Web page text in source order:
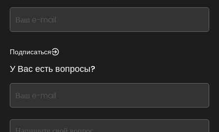
If
you
this,
this
form
field
blank
Подписаться
У Вас есть вопросы?
If
you
this,